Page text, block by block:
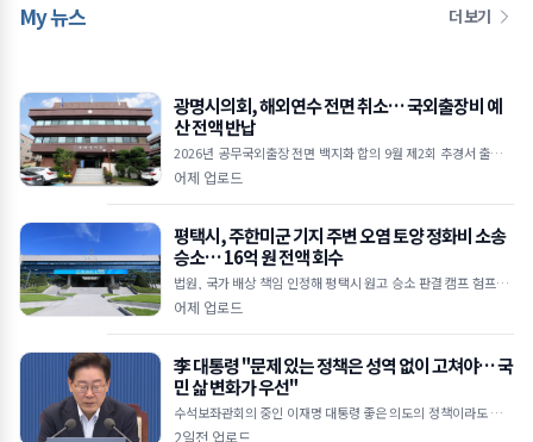
My 뉴스 더 보기
광명시의회, 해외연수 전면 취소… 국외출장비 예
산 전액 반납
2026년 공무국외출장 전면 백지화 합의 9월 제2회 추경서 출장비
예산 전액 감액 절감된 예산, 소상공인 및 민생경제 회복에 투입 ■
어제 업로드
평택시, 주한미군 기지 주변 오염 토양 정화비 소송
승소… 16억 원 전액 회수
법원, 국가 배상 책임 인정해 평택시 원고 승소 판결 캠프 험프리·
오산에어베이스 일대 2,460㎥ 토양 정화 비용 회수 한미 SOFA 및
어제 업로드
李 대통령 "문제 있는 정책은 성역 없이 고쳐야… 국
민 삶 변화가 우선"
수석보좌관회의 중인 이재명 대통령 좋은 의도의 정책이라도 피해
주면 무용지물 임기 1,400일 남아… 체감 성과 내는 적극 행정 당
2일전 업로드